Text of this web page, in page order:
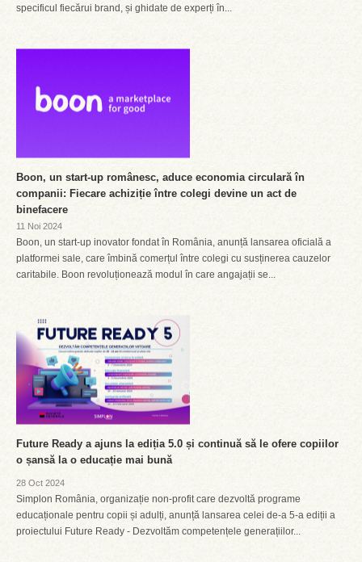
specificul fiecărui brand, și ghidate de experți în...
Boon, un start-up românesc, aduce economia circulară în
companii: Fiecare achiziție între colegi devine un act de
binefacere
11 Noi 2024
Boon, un start-up inovator fondat în România, anunță lansarea oficială a
platformei sale, care îmbină comerțul între colegi cu susținerea cauzelor
caritabile. Boon revoluționează modul în care angajații se...
Future Ready a ajuns la ediția 5.0 și continuă să le ofere copiilor
o șansă la o educație mai bună
28 Oct 2024
Simplon România, organizație non-profit care dezvoltă programe
educaționale pentru copii și adulți, anunță lansarea celei de-a 5-a ediții a
proiectului Future Ready - Dezvoltăm competențele generațiilor...